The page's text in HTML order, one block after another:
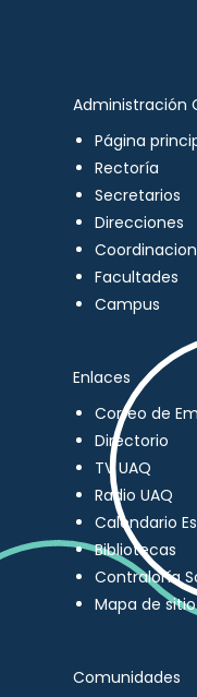
Administración
Página
Rectoría
Secretarios
Direcciones
Facultades
Campus
Enlaces
Correo de
Directorio
TV UAQ
Radio UAQ
Calendario
Bibliotecas
Contraloría
Mapa de sitio
Comunidades